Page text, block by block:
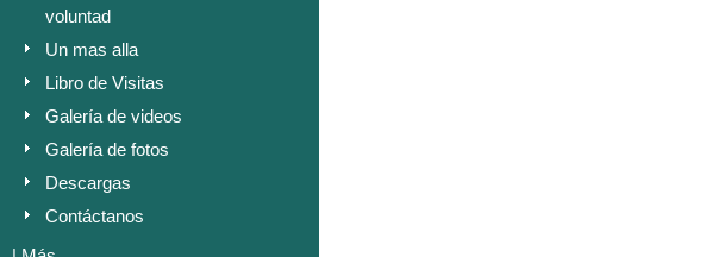
voluntad
Un mas alla
Libro de Visitas
Galería de videos
Galería de fotos
Descargas
Contáctanos